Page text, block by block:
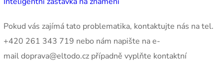
Pokud vás zajímá tato problematika, kontaktujte nás na tel.
+420 261 343 719 nebo nám napište na e-
mail doprava@eltodo.cz případně vyplňte kontaktní